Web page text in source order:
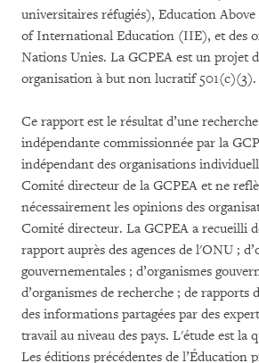
universitaires réfugiés), Education
of International Education (IIE), et des
Nations Unies. La GCPEA est un projet
organisation à but non lucratif 501(c)(3).
Ce rapport est le résultat d’une
indépendante commissionnée par la
indépendant des organisations
Comité directeur de la GCPEA et ne
nécessairement les opinions des
Comité directeur. La GCPEA a recueilli
rapport auprès des agences de l'ONU ;
gouvernementales ; d’organismes
d’organismes de recherche ; de rapports
des informations partagées par des
travail au niveau des pays. L'étude est la
Les éditions précédentes de l’Éducation